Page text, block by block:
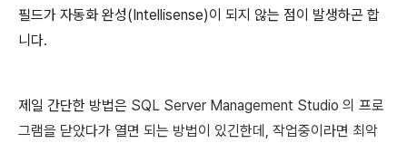
필드가 자동화 완성(Intellisense)이 되지 않는 점이 발생하곤 합
니다.
제일 간단한 방법은 SQL Server Management Studio 의 프로
그램을 닫았다가 열면 되는 방법이 있긴한데, 작업중이라면 최악